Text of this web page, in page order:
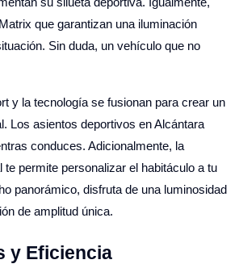
que garantizan una iluminación
Sin duda, un vehículo que no
y la tecnología se fusionan para crear un
Los asientos deportivos en Alcántara
conduces. Adicionalmente, la
te permite personalizar el habitáculo a tu
panorámico, disfruta de una luminosidad
de amplitud única.
y Eficiencia